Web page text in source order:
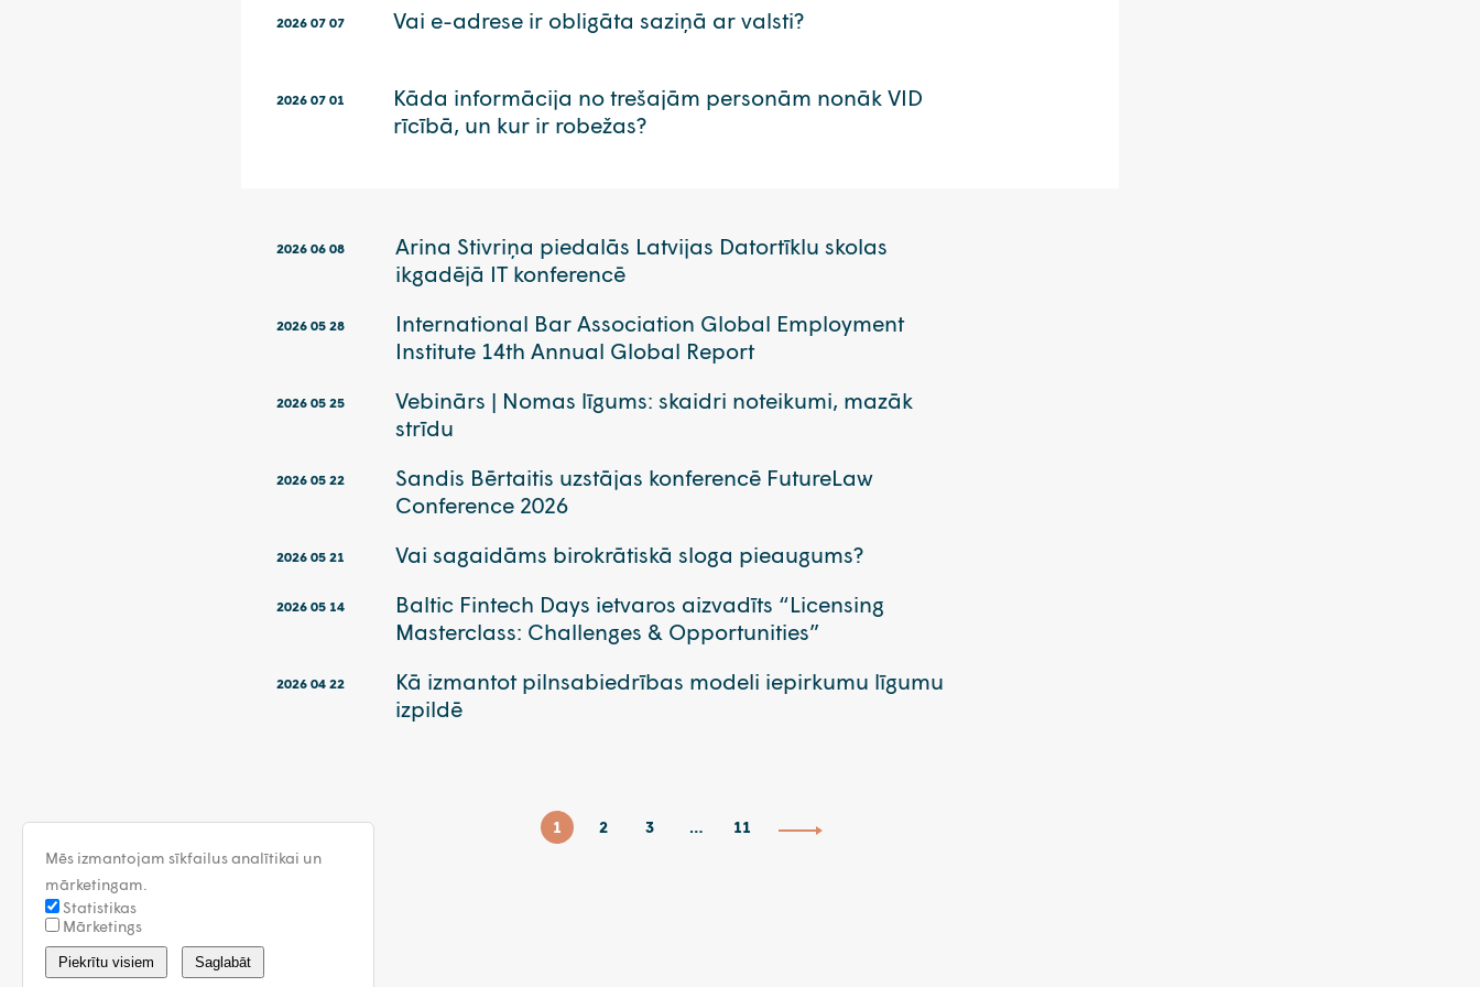
2026 07 07 Vai e-adrese ir obligāta saziņā ar valsti?
2026 07 01
Kāda informācija no trešajām personām nonāk VID
rīcībā, un kur ir robežas?
2026 06 08
Arina Stivriņa piedalās Latvijas Datortīklu skolas
ikgadējā IT konferencē
2026 05 28
International Bar Association Global Employment
Institute 14th Annual Global Report
2026 05 25
Vebinārs | Nomas līgums: skaidri noteikumi, mazāk
strīdu
2026 05 22
Sandis Bērtaitis uzstājas konferencē FutureLaw
Conference 2026
2026 05 21 Vai sagaidāms birokrātiskā sloga pieaugums?
2026 05 14
Baltic Fintech Days ietvaros aizvadīts “Licensing
Masterclass: Challenges & Opportunities”
2026 04 22
Kā izmantot pilnsabiedrības modeli iepirkumu līgumu
izpildē
1 2 3 …
11
Mēs izmantojam sīkfailus analītikai un
mārketingam.
Statistikas
Mārketings
Piekrītu visiem Saglabāt